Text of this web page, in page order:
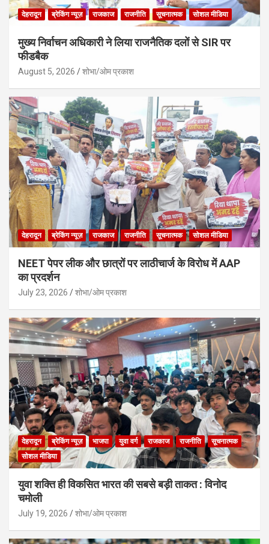
देहरादून ब्रेकिंग न्यूज़ राजकाज राजनीति सूचनात्मक सोशल मीडिया
मुख्य निर्वाचन अधिकारी ने लिया राजनैतिक दलों से SIR पर
फीडबैक
August 5, 2026 शोभा/ओम प्रकाश
देहरादून ब्रेकिंग न्यूज़ राजकाज राजनीति सूचनात्मक सोशल मीडिया
NEET पेपर लीक और छात्रों पर लाठीचार्ज के विरोध में AAP
का प्रदर्शन
July 23, 2026 शोभा/ओम प्रकाश
देहरादून ब्रेकिंग न्यूज़ भाजपा युवा वर्ग राजकाज राजनीति
सूचनात्मक
सोशल मीडिया
युवा शक्ति ही विकसित भारत की सबसे बड़ी ताकत : विनोद
चमोली
July 19, 2026 शोभा/ओम प्रकाश